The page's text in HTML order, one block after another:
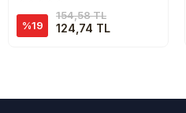
%19
154,58 TL
124,74 TL